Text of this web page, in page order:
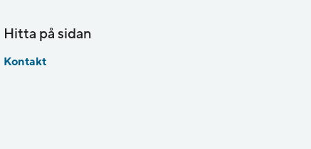
Hitta på sidan
Kontakt